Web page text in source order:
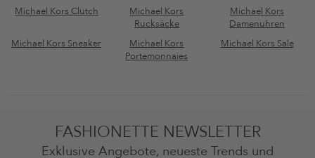
Michael Kors Clutch
Michael Kors
Rucksäcke
Michael Kors
Damenuhren
Michael Kors Sneaker
Michael Kors
Portemonnaies
Michael Kors Sale
FASHIONETTE NEWSLETTER
Exklusive Angebote, neueste Trends und